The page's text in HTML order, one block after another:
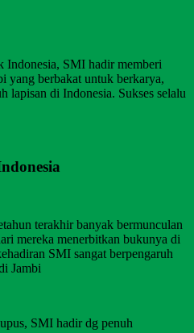
Indonesia, SMI hadir memberi
yang berbakat untuk berkarya,
lapisan di Indonesia. Sukses selalu
terakhir banyak bermunculan
mereka menerbitkan bukunya di
SMI sangat berpengaruh
Jambi
SMI hadir dg penuh